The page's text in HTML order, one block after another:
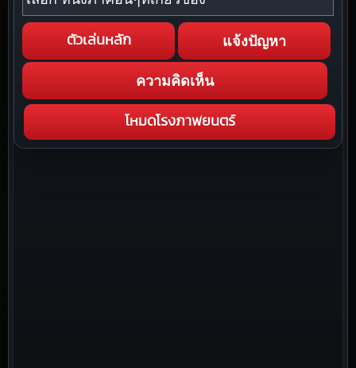
ตัวเล่นหลัก แจ้งปัญหา
ความคิดเห็น
โหมดโรงภาพยนตร์